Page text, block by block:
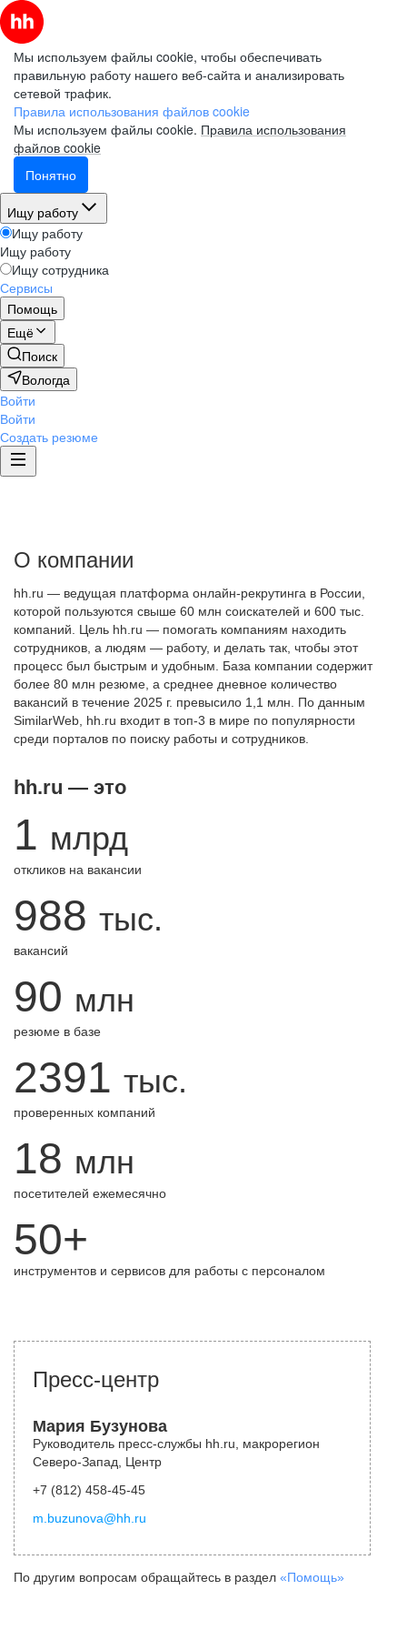
Мы используем файлы cookie, чтобы обеспечивать
правильную работу нашего веб-сайта и анализировать
сетевой трафик.
Правила использования файлов cookie
Мы используем файлы cookie. Правила использования
файлов cookie
Понятно
Ищу работу
Ищу работу
Ищу работу
Ищу сотрудника
Сервисы
Помощь
Ещё
Поиск
Вологда
Войти
Войти
Создать резюме
О компании
hh.ru — ведущая платформа онлайн-рекрутинга в России,
которой пользуются свыше 60 млн соискателей и 600 тыс.
компаний. Цель hh.ru — помогать компаниям находить
сотрудников, а людям — работу, и делать так, чтобы этот
процесс был быстрым и удобным. База компании содержит
более 80 млн резюме, а среднее дневное количество
вакансий в течение 2025 г. превысило 1,1 млн. По данным
SimilarWeb, hh.ru входит в топ-3 в мире по популярности
среди порталов по поиску работы и сотрудников.
hh.ru — это
1 млрд
откликов на вакансии
988 тыс.
вакансий
90 млн
резюме в базе
2391 тыс.
проверенных компаний
18 млн
посетителей ежемесячно
50+
инструментов и сервисов для работы с персоналом
Пресс-центр
Мария Бузунова
Руководитель пресс-службы hh.ru, макрорегион
Северо-Запад, Центр
+7 (812) 458-45-45
m.buzunova@hh.ru
По другим вопросам обращайтесь в раздел «Помощь»